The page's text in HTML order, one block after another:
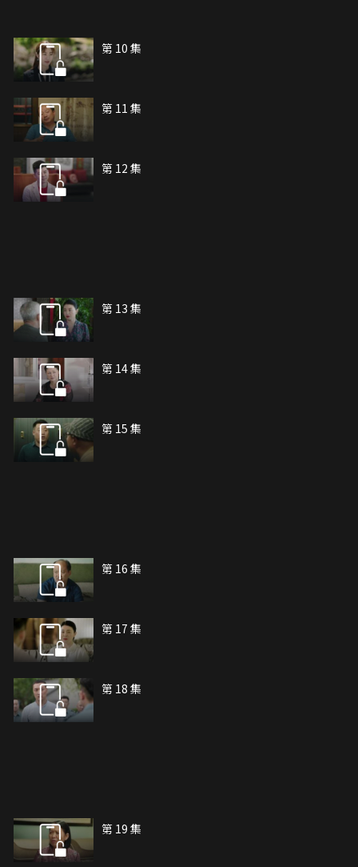
第 10 集
第 11 集
第 12 集
第 13 集
第 14 集
第 15 集
第 16 集
第 17 集
第 18 集
第 19 集